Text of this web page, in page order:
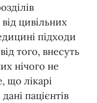
цивільних
підходи
того, внесуть
нічого не
що лікарі
пацієнтів